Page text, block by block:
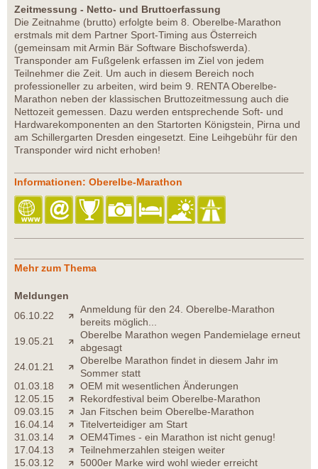
Zeitmessung - Netto- und Bruttoerfassung
Die Zeitnahme (brutto) erfolgte beim 8. Oberelbe-Marathon
erstmals mit dem Partner Sport-Timing aus Österreich
(gemeinsam mit Armin Bär Software Bischofswerda).
Transponder am Fußgelenk erfassen im Ziel von jedem
Teilnehmer die Zeit. Um auch in diesem Bereich noch
professioneller zu arbeiten, wird beim 9. RENTA Oberelbe-
Marathon neben der klassischen Bruttozeitmessung auch die
Nettozeit gemessen. Dazu werden entsprechende Soft- und
Hardwarekomponenten an den Startorten Königstein, Pirna und
am Schillergarten Dresden eingesetzt. Eine Leihgebühr für den
Transponder wird nicht erhoben!
Informationen: Oberelbe-Marathon
Mehr zum Thema
Meldungen
06.10.22
Anmeldung für den 24. Oberelbe-Marathon
bereits möglich...
19.05.21
Oberelbe Marathon wegen Pandemielage erneut
abgesagt
24.01.21
Oberelbe Marathon findet in diesem Jahr im
Sommer statt
01.03.18
OEM mit wesentlichen Änderungen
12.05.15
Rekordfestival beim Oberelbe-Marathon
09.03.15
Jan Fitschen beim Oberelbe-Marathon
16.04.14
Titelverteidiger am Start
31.03.14
OEM4Times - ein Marathon ist nicht genug!
17.04.13
Teilnehmerzahlen steigen weiter
15.03.12
5000er Marke wird wohl wieder erreicht